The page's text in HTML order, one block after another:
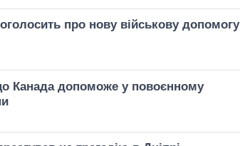
про нову військову допомогу
Канада допоможе у повоєнному